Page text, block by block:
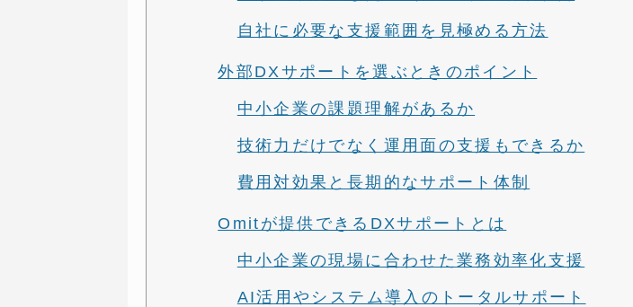
自社に必要な支援範囲を見極める方法
外部DXサポートを選ぶときのポイント
中小企業の課題理解があるか
技術力だけでなく運用面の支援もできるか
費用対効果と長期的なサポート体制
Omitが提供できるDXサポートとは
中小企業の現場に合わせた業務効率化支援
AI活用やシステム導入のトータルサポート